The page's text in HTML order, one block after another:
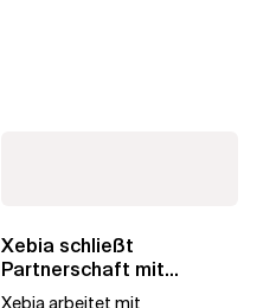
Xebia schließt
Partnerschaft mit
PlatformEngineering.org
Xebia arbeitet mit